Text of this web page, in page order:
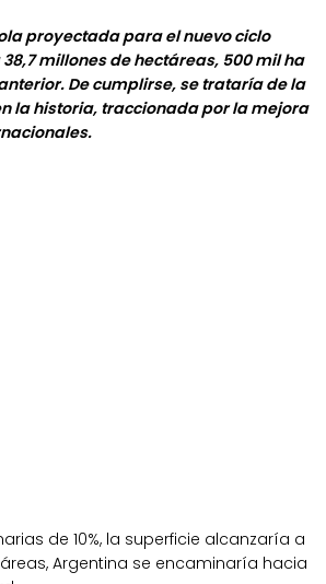
proyectada para el nuevo ciclo
millones de hectáreas, 500 mil ha
De cumplirse, se trataría de la
la historia, traccionada por la mejora
de 10%, la superficie alcanzaría a
Argentina se encaminaría hacia